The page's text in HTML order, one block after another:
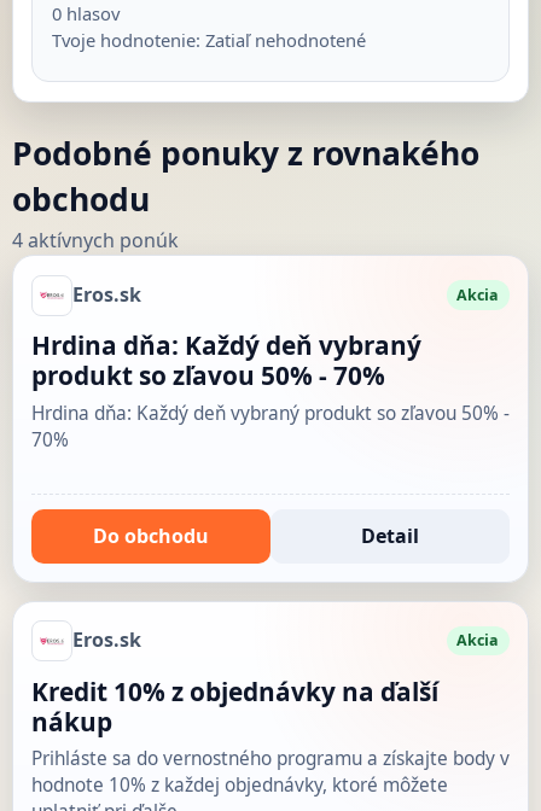
0hlasov
Tvoje hodnotenie: Zatiaľ nehodnotené
Podobné ponuky z rovnakého
obchodu
4 aktívnych ponúk
Eros.sk Akcia
Hrdina dňa: Každý deň vybraný
produkt so zľavou 50% - 70%
Hrdina dňa: Každý deň vybraný produkt so zľavou 50% -
70%
Do obchodu Detail
Eros.sk Akcia
Kredit 10% z objednávky na ďalší
nákup
Prihláste sa do vernostného programu a získajte body v
hodnote 10% z každej objednávky, ktoré môžete